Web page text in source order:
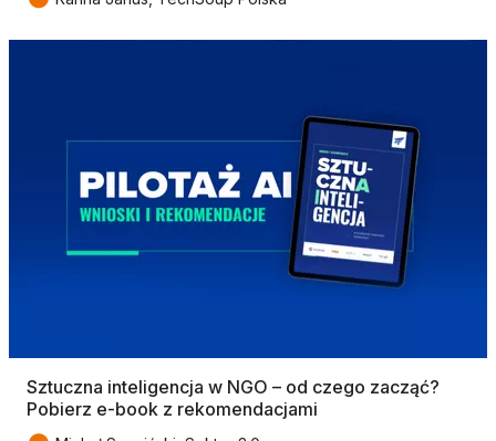
Sztuczna inteligencja w NGO – od czego zacząć?
Pobierz e-book z rekomendacjami